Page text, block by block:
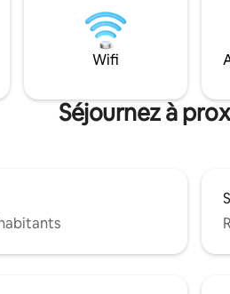
Wifi
Séjournez à